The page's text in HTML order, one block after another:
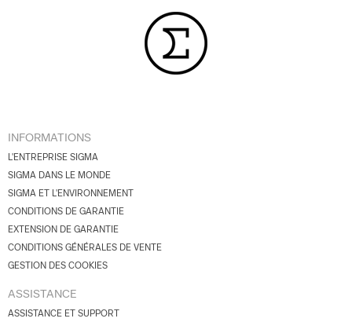
INFORMATIONS
L'ENTREPRISE SIGMA
SIGMA DANS LE MONDE
SIGMA ET L'ENVIRONNEMENT
CONDITIONS DE GARANTIE
EXTENSION DE GARANTIE
CONDITIONS GÉNÉRALES DE VENTE
GESTION DES COOKIES
ASSISTANCE
ASSISTANCE ET SUPPORT